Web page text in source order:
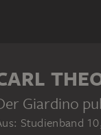
Giardino
Studienband